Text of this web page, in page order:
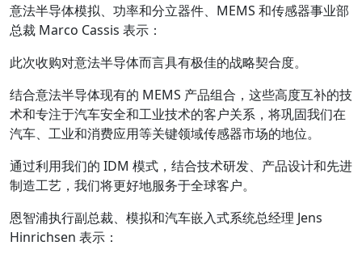
意法半导体模拟、功率和分立器件、MEMS 和传感器事业部
总裁 Marco Cassis 表示：
此次收购对意法半导体而言具有极佳的战略契合度。
结合意法半导体现有的 MEMS 产品组合，这些高度互补的技
术和专注于汽车安全和工业技术的客户关系，将巩固我们在
汽车、工业和消费应用等关键领域传感器市场的地位。
通过利用我们的 IDM 模式，结合技术研发、产品设计和先进
制造工艺，我们将更好地服务于全球客户。
恩智浦执行副总裁、模拟和汽车嵌入式系统总经理 Jens
Hinrichsen 表示：